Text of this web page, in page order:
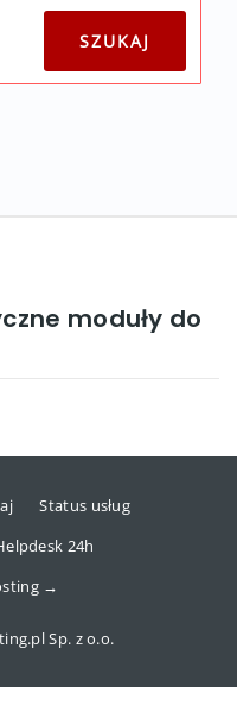
moduły do
Status usług
24h
→
Sp. z o.o.